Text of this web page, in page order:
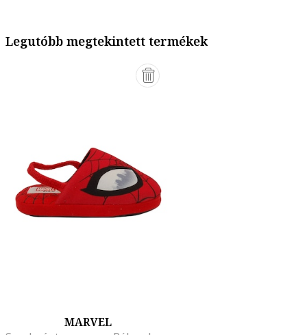
Legutóbb megtekintett termékek
MARVEL